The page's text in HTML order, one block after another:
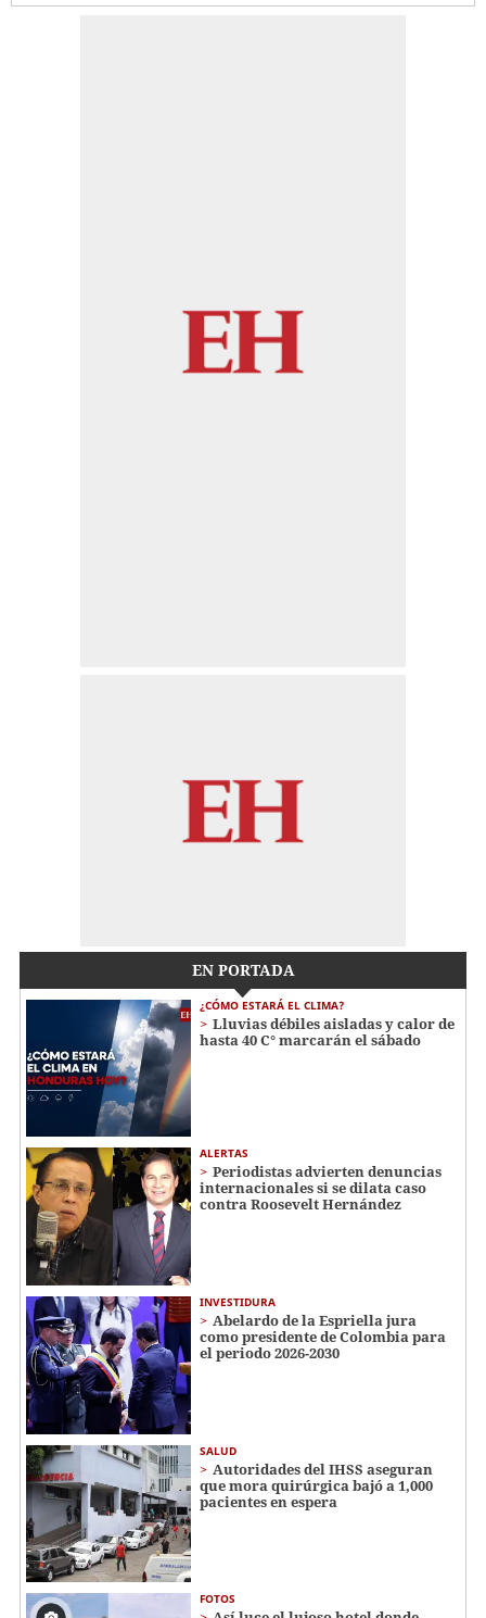
EN PORTADA
¿CÓMO ESTARÁ EL CLIMA?
Lluvias débiles aisladas y calor de
hasta 40 C° marcarán el sábado
ALERTAS
Periodistas advierten denuncias
internacionales si se dilata caso
contra Roosevelt Hernández
INVESTIDURA
Abelardo de la Espriella jura
como presidente de Colombia para
el periodo 2026-2030
SALUD
Autoridades del IHSS aseguran
que mora quirúrgica bajó a 1,000
pacientes en espera
FOTOS